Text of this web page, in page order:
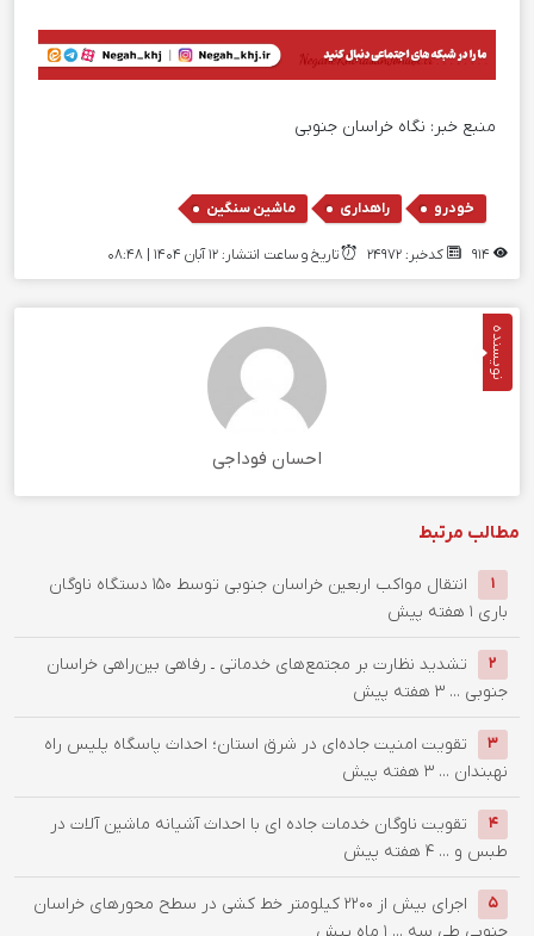
منبع خبر: نگاه خراسان جنوبی
خودرو , راهداری , ماشین سنگین
کدخبر: 24972 تاریخ و ساعت انتشار: ۱۲ آبان ۱۴۰۴ | 08:48
نویسنده
احسان فوداجی
مطالب مرتبط
1
انتقال مواکب اربعین خراسان جنوبی توسط ۱۵۰ دستگاه ناوگان
باری 1 هفته پیش
2
تشدید نظارت بر مجتمع‌های خدماتی ـ رفاهی بین‌راهی خراسان
جنوبی ... 3 هفته پیش
3
تقویت امنیت جاده‌ای در شرق استان؛ احداث پاسگاه پلیس راه
نهبندان ... 3 هفته پیش
4
تقویت ناوگان خدمات جاده ای با احداث آشیانه ماشین آلات در
طبس و ... 4 هفته پیش
5
اجرای بیش از 2200 کیلومتر خط کشی در سطح محورهای خراسان